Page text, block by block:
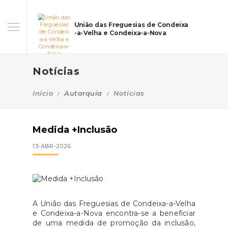
União das Freguesias de Condeixa
-a-Velha e Condeixa-a-Nova
Notícias
Início Autarquia Notícias
Medida +Inclusão
13-ABR-2026
A União das Freguesias de Condeixa-a-Velha
e Condeixa-a-Nova encontra-se a beneficiar
de uma medida de promoção da inclusão,